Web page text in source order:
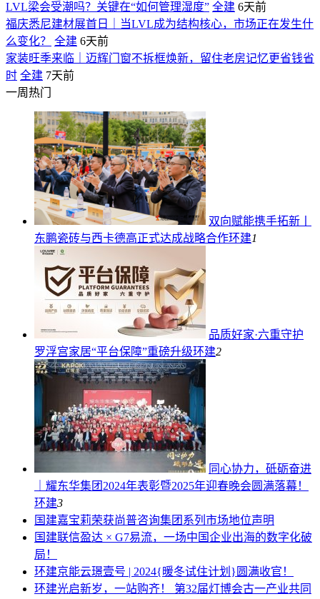
LVL梁会受潮吗？关键在“如何管理湿度” 全建 6天前
福庆悉尼建材展首日｜当LVL成为结构核心，市场正在发生什
么变化？
全建 6天前
家装旺季来临｜迈辉门窗不拆框焕新，留住老房记忆更省钱省
时 全建 7天前
一周热门
双向赋能携手拓新丨
东鹏瓷砖与西卡德高正式达成战略合作环建1
品质好家·六重守护
罗浮宫家居“平台保障”重磅升级环建2
同心协力，砥砺奋进
｜耀东华集团2024年表彰暨2025年迎春晚会圆满落幕！
环建3
国建嘉宝莉荣获尚普咨询集团系列市场地位声明
国建联信盈达 × G7易流，一场中国企业出海的数字化破
局！
环建京能云璟壹号 | 2024{暖冬试住计划}圆满收官！
环建光启新岁，一站购齐！ 第32届灯博会古一产业共同